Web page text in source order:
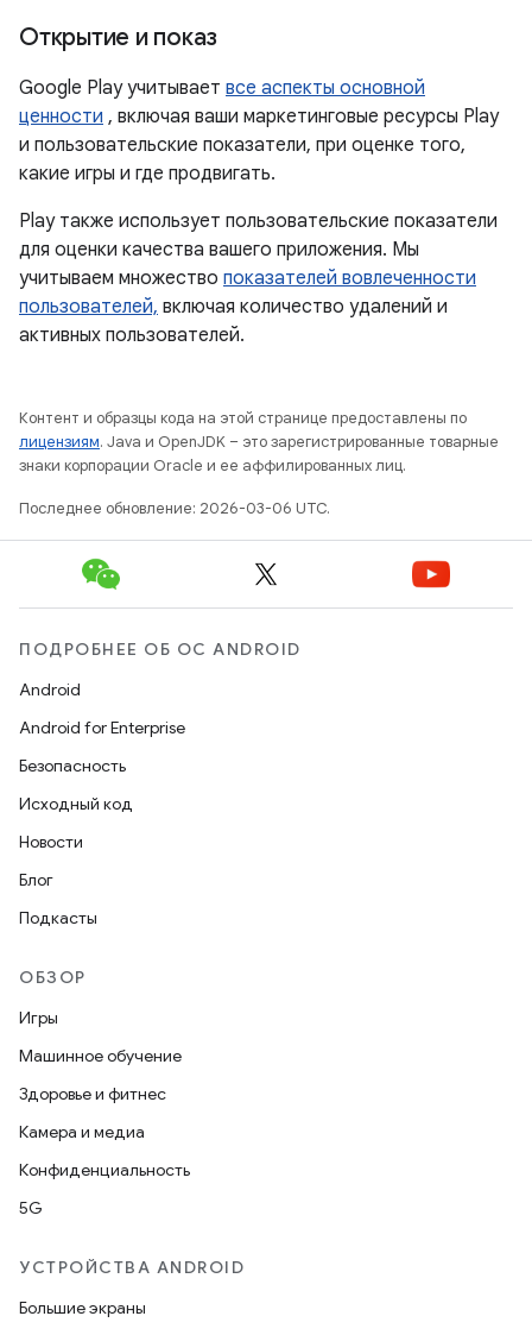
Открытие и показ
Google Play учитывает все аспекты основной
ценности , включая ваши маркетинговые ресурсы Play
и пользовательские показатели, при оценке того,
какие игры и где продвигать.
Play также использует пользовательские показатели
для оценки качества вашего приложения. Мы
учитываем множество показателей вовлеченности
пользователей, включая количество удалений и
активных пользователей.
Контент и образцы кода на этой странице предоставлены по
лицензиям. Java и OpenJDK – это зарегистрированные товарные
знаки корпорации Oracle и ее аффилированных лиц.
Последнее обновление: 2026-03-06 UTC.
ПОДРОБНЕЕ ОБ ОС ANDROID
Android
Android for Enterprise
Безопасность
Исходный код
Новости
Блог
Подкасты
ОБЗОР
Игры
Машинное обучение
Здоровье и фитнес
Камера и медиа
Конфиденциальность
5G
УСТРОЙСТВА ANDROID
Большие экраны